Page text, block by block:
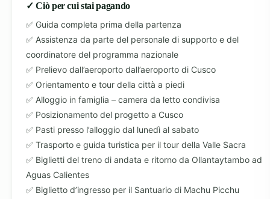
✓ Ciò per cui stai pagando
Guida completa prima della partenza
Assistenza da parte del personale di supporto e del
coordinatore del programma nazionale
Prelievo dall’aeroporto dall’aeroporto di Cusco
Orientamento e tour della città a piedi
Alloggio in famiglia – camera da letto condivisa
Posizionamento del progetto a Cusco
Pasti presso l’alloggio dal lunedì al sabato
Trasporto e guida turistica per il tour della Valle Sacra
Biglietti del treno di andata e ritorno da Ollantaytambo ad
Aguas Calientes
Biglietto d’ingresso per il Santuario di Machu Picchu